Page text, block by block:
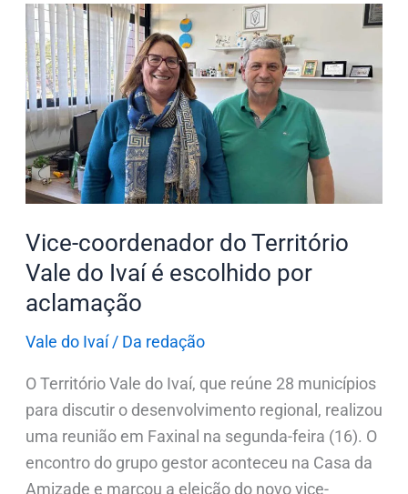
Vice-coordenador do Território
Vale do Ivaí é escolhido por
aclamação
Vale do Ivaí/ Da redação
O Território Vale do Ivaí, que reúne 28 municípios
para discutir o desenvolvimento regional, realizou
uma reunião em Faxinal na segunda-feira (16). O
encontro do grupo gestor aconteceu na Casa da
Amizade e marcou a eleição do novo vice-
Vice-
coordenador
do
Território
Vale
do
Ivaí
é
por
aclamação